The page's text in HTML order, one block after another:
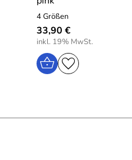
4 Größen
33,90 €
inkl. 19% MwSt.